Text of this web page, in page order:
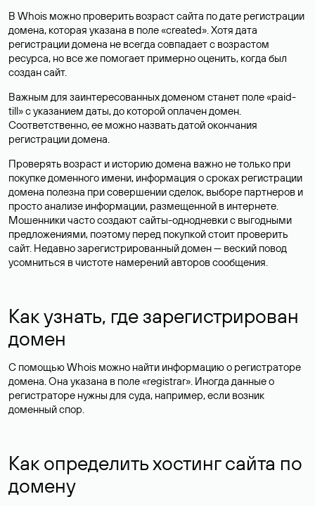
В Whois можно проверить возраст сайта по дате регистрации
домена, которая указана в поле «created». Хотя дата
регистрации домена не всегда совпадает с возрастом
ресурса, но все же помогает примерно оценить, когда был
создан сайт.
Важным для заинтересованных доменом станет поле «paid-
till» с указанием даты, до которой оплачен домен.
Соответственно, ее можно назвать датой окончания
регистрации домена.
Проверять возраст и историю домена важно не только при
покупке доменного имени, информация о сроках регистрации
домена полезна при совершении сделок, выборе партнеров и
просто анализе информации, размещенной в интернете.
Мошенники часто создают сайты-однодневки с выгодными
предложениями, поэтому перед покупкой стоит проверить
сайт. Недавно зарегистрированный домен — веский повод
усомниться в чистоте намерений авторов сообщения.
Как узнать, где зарегистрирован
домен
С помощью Whois можно найти информацию о регистраторе
домена. Она указана в поле «registrar». Иногда данные о
регистраторе нужны для суда, например, если возник
доменный спор.
Как определить хостинг сайта по
домену